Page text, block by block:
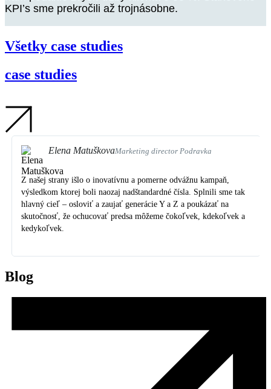
KPI’s sme prekročili až trojnásobne.
Drevona
55 %
Pomocou efektívne využitých PPC nástrojov a
neustáleho A/B testingu v reklamách a na e-shope sa
nám podarilo zvýšiť tržby klienta o 55 %. Stanovené
KPI’s sme prekročili až trojnásobne.
Všetky case studies
case studies
Elena MatuškovaMarketing director Podravka
Z našej strany išlo o inovatívnu a pomerne odvážnu kampaň,
výsledkom ktorej boli naozaj nadštandardné čísla. Splnili sme tak
hlavný cieľ – osloviť a zaujať generácie Y a Z a poukázať na
skutočnosť, že ochucovať predsa môžeme čokoľvek, kdekoľvek a
kedykoľvek.
Blog